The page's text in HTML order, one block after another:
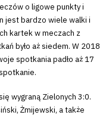
o ligowe punkty i
jest bardzo wiele walki i
kartek w meczach z
było aż siedem. W 2018
spotkania padło aż 17
wygraną Zielonych 3:0.
Żmijewski, a także